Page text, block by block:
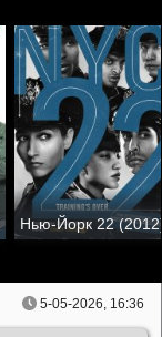
Нью-Йорк 22
5-05-2026, 16:36